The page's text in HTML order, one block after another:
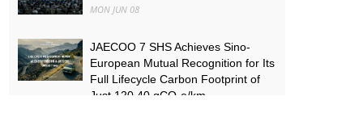
MON JUN 08
JAECOO 7 SHS Achieves Sino-
European Mutual Recognition for Its
Full Lifecycle Carbon Footprint of
Just 120.40 gCO₂e/km